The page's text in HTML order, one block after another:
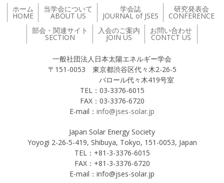
ホーム
HOME
当学会について
ABOUT US
学会誌
JOURNAL of JSES
研究発表会
CONFERENCE
部会・関連サイト
SECTION
入会のご案内
JOIN US
お問い合わせ
CONTCT US
一般社団法人日本太陽エネルギー学会
〒151-0053 東京都渋谷区代々木2-26-5
バロール代々木419号室
TEL：03-3376-6015
FAX：03-3376-6720
E-mail： info@jses-solar.jp
Japan Solar Energy Society
Yoyogi 2-26-5-419, Shibuya, Tokyo, 151-0053, Japan
TEL：+81-3-3376-6015
FAX：+81-3-3376-6720
E-mail：info@jses-solar.jp